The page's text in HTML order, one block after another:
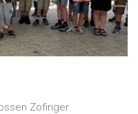
Zofinger